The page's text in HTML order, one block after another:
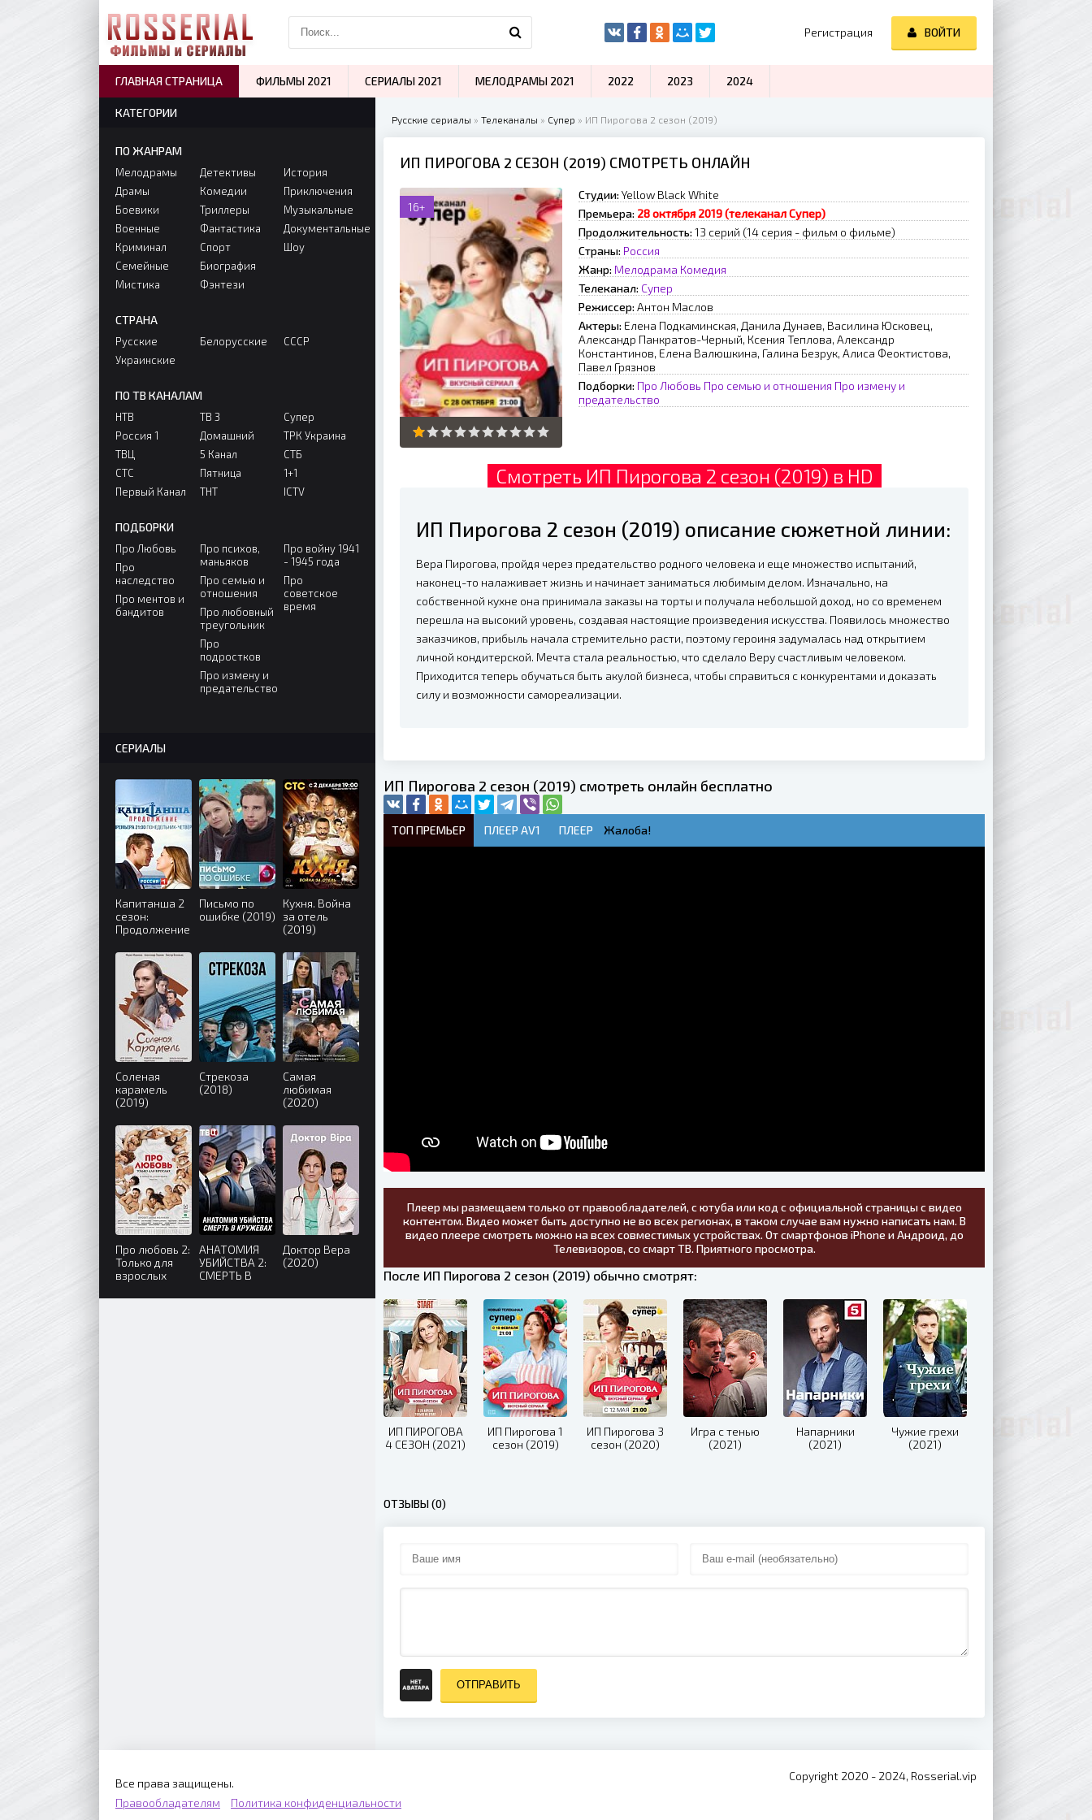
Русские сериалы » Телеканалы » Супер » ИП Пирогова 2 сезон (2019)
ИП ПИРОГОВА 2 СЕЗОН (2019) СМОТРЕТЬ ОНЛАЙН
16+
Студии: Yellow Black White
Премьера: 28 октября 2019 (телеканал Супер)
Продолжительность: 13 серий (14 серия - фильм о фильме)
Страны: Россия
Жанр: Мелодрама Комедия
Телеканал: Супер
Режиссер: Антон Маслов
Актеры: Елена Подкаминская, Данила Дунаев, Василина Юсковец,
Александр Панкратов-Черный, Ксения Теплова, Александр
Константинов, Елена Валюшкина, Галина Безрук, Алиса Феоктистова,
Павел Грязнов
Подборки: Про Любовь Про семью и отношения Про измену и
предательство
Смотреть ИП Пирогова 2 сезон (2019) в HD
ИП Пирогова 2 сезон (2019) описание сюжетной линии:
Вера Пирогова, пройдя через предательство родного человека и еще множество испытаний,
наконец-то налаживает жизнь и начинает заниматься любимым делом. Изначально, на
собственной кухне она принимала заказы на торты и получала небольшой доход, но со временем
перешла на высокий уровень, создавая настоящие произведения искусства. Появилось множество
заказчиков, прибыль начала стремительно расти, поэтому героиня задумалась над открытием
личной кондитерской. Мечта стала реальностью, что сделало Веру счастливым человеком.
Приходится теперь обучаться быть акулой бизнеса, чтобы справиться с конкурентами и доказать
силу и возможности самореализации.
ИП Пирогова 2 сезон (2019) смотреть онлайн бесплатно
ТОП ПРЕМЬЕР ПЛЕЕР AV1 ПЛЕЕР Жалоба!
Плеер мы размещаем только от правообладателей, с ютуба или код с официальной страницы с видео
контентом. Видео может быть доступно не во всех регионах, в таком случае вам нужно написать нам. В
видео плеере смотреть можно на всех совместимых устройствах. От смартфонов iPhone и Андроид, до
Телевизоров, со смарт ТВ. Приятного просмотра.
После ИП Пирогова 2 сезон (2019) обычно смотрят:
ИП ПИРОГОВА
4 СЕЗОН (2021)
ИП Пирогова 1
сезон (2019)
ИП Пирогова 3
сезон (2020)
Игра с тенью
(2021)
Напарники
(2021)
Чужие грехи
(2021)
ОТЗЫВЫ (0)
ОТПРАВИТЬ
КАТЕГОРИИ
ПО ЖАНРАМ
Мелодрамы
Драмы
Боевики
Военные
Криминал
Семейные
Мистика
Детективы
Комедии
Триллеры
Фантастика
Спорт
Биография
Фэнтези
История
Приключения
Музыкальные
Документальные
Шоу
СТРАНА
Русские
Украинские
Белорусские СССР
ПО ТВ КАНАЛАМ
НТВ
Россия 1
ТВЦ
СТС
Первый Канал
ТВ 3
Домашний
5 Канал
Пятница
ТНТ
Супер
ТРК Украина
СТБ
1+1
ICTV
ПОДБОРКИ
Про Любовь
Про
наследство
Про ментов и
бандитов
Про психов,
маньяков
Про семью и
отношения
Про любовный
треугольник
Про
подростков
Про измену и
предательство
Про войну 1941
- 1945 года
Про
советское
время
СЕРИАЛЫ
Капитанша 2
сезон:
Продолжение
Письмо по
ошибке (2019)
Кухня. Война
за отель
(2019)
Соленая
карамель
(2019)
Стрекоза
(2018)
Самая
любимая
(2020)
Про любовь 2:
Только для
взрослых
АНАТОМИЯ
УБИЙСТВА 2:
СМЕРТЬ В
(2019)
Доктор Вера
(2020)
Регистрация ВОЙТИ
ГЛАВНАЯ СТРАНИЦА ФИЛЬМЫ 2021 СЕРИАЛЫ 2021 МЕЛОДРАМЫ 2021 2022 2023 2024
Все права защищены.
Правообладателям
Политика конфиденциальности
Copyright 2020 - 2024, Rosserial.vip